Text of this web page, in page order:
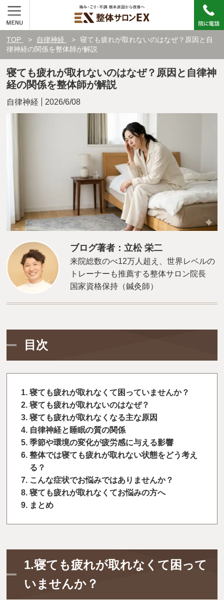
TOP 自律神経
寝ても疲れが取れないのはなぜ？原因と自
律神経の関係を整体師が解説
寝ても疲れが取れないのはなぜ？原因と自律神
経の関係を整体師が解説
自律神経 2026/6/08
ブログ著者：立松 栄二
来院総数のべ12万人超え、世界レベルの
トレーナーも推薦する整体サロン院長
国家資格保持（鍼灸師）
目次
寝ても疲れが取れなくて困っていませんか？
寝ても疲れが取れないのはなぜ？
寝ても疲れが取れなくなる主な原因
自律神経と睡眠の質の関係
季節や環境の変化が疲労感に与える影響
整体では寝ても疲れが取れない状態をどう考え
る？
こんな症状でお悩みではありませんか？
寝ても疲れが取れなくてお悩みの方へ
まとめ
1.寝ても疲れが取れなくて困って
いませんか？